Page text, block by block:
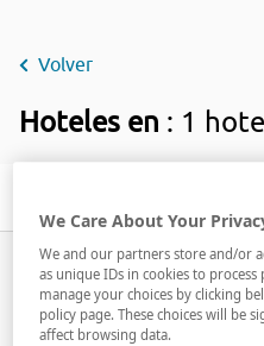
Volver
Hoteles en : 1
We Care About Your
We and our partners store and/or
as unique IDs in cookies to
manage your choices by clicking
policy page. These choices will be
affect browsing data.